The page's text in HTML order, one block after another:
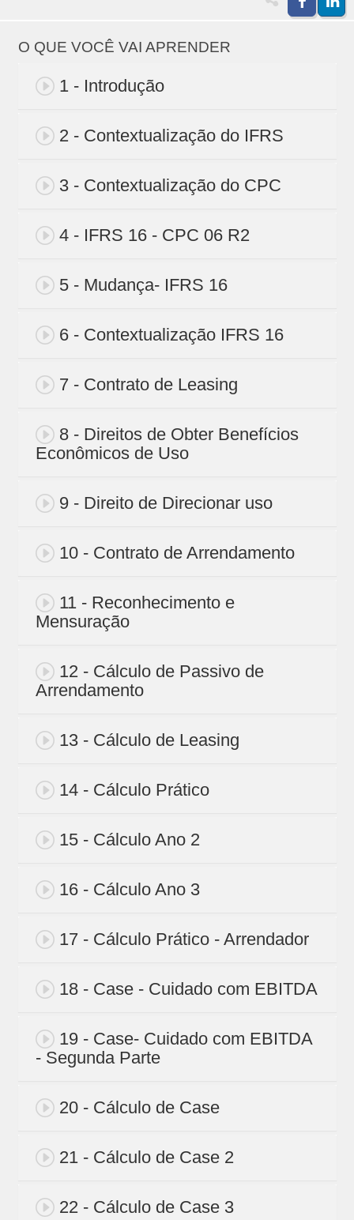
O QUE VOCÊ VAI APRENDER
1 - Introdução
2 - Contextualização do IFRS
3 - Contextualização do CPC
4 - IFRS 16 - CPC 06 R2
5 - Mudança- IFRS 16
6 - Contextualização IFRS 16
7 - Contrato de Leasing
8 - Direitos de Obter Benefícios
Econômicos de Uso
9 - Direito de Direcionar uso
10 - Contrato de Arrendamento
11 - Reconhecimento e
Mensuração
12 - Cálculo de Passivo de
Arrendamento
13 - Cálculo de Leasing
14 - Cálculo Prático
15 - Cálculo Ano 2
16 - Cálculo Ano 3
17 - Cálculo Prático - Arrendador
18 - Case - Cuidado com EBITDA
19 - Case- Cuidado com EBITDA
- Segunda Parte
20 - Cálculo de Case
21 - Cálculo de Case 2
22 - Cálculo de Case 3